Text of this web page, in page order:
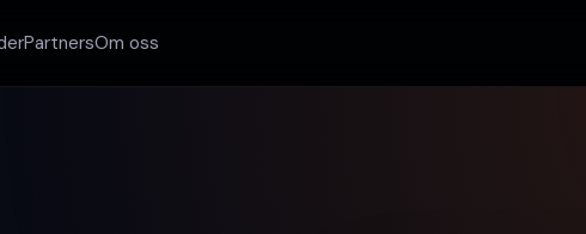
PartnersOm oss